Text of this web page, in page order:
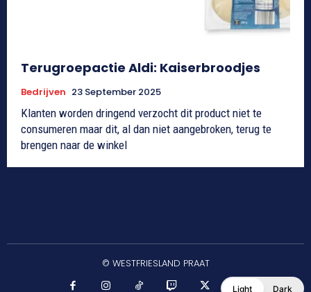
Terugroepactie Aldi: Kaiserbroodjes
Bedrijven 23 September 2025
Klanten worden dringend verzocht dit product niet te
consumeren maar dit, al dan niet aangebroken, terug te
brengen naar de winkel
© WESTFRIESLAND PRAAT
Light Dark